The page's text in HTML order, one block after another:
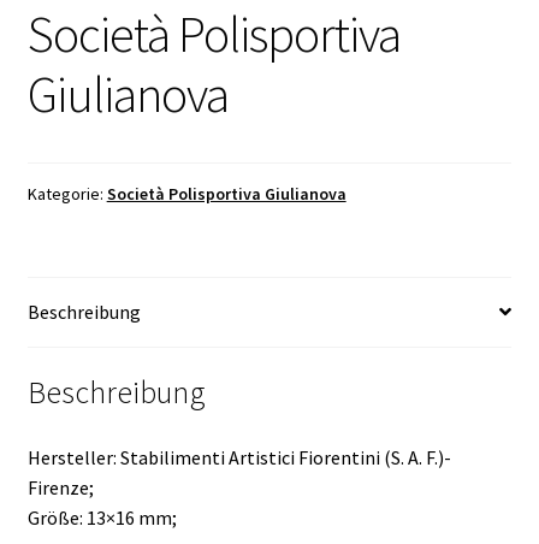
Società Polisportiva
Giulianova
Kategorie: Società Polisportiva Giulianova
Beschreibung
Beschreibung
Hersteller: Stabilimenti Artistici Fiorentini (S. A. F.)-
Firenze;
Größe: 13×16 mm;